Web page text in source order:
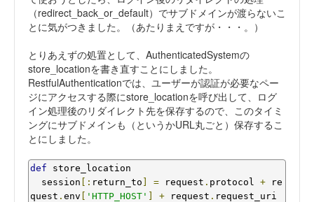
（redirect_back_or_default）でサブドメインが渡らないこ
とに気がつきました。（あたりまえですが・・・。）
とりあえずの処置として、AuthenticatedSystemの
store_locationを書き直すことにしました。
RestfulAuthenticationでは、ユーザーが認証が必要なペー
ジにアクセスする際にstore_locationを呼び出して、ログ
イン処理後のリダイレクト先を保存するので、このタイミ
ングにサブドメインも（というかURL丸ごと）保存するこ
とにしました。
def store_location
  session
[: return_to ] = request . protocol + re
quest . env [ 'HTTP_HOST' ] + request .